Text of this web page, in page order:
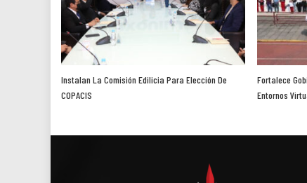
Instalan La Comisión Edilicia Para Elección De
COPACIS
Fortalece
Entornos